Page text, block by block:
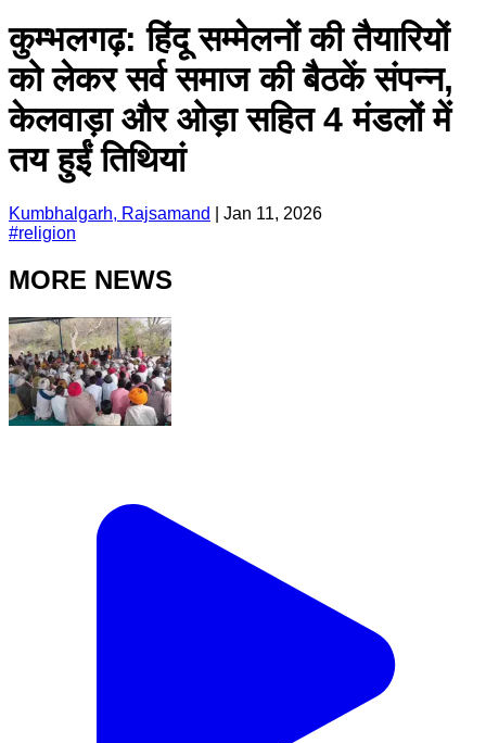
कुम्भलगढ़: हिंदू सम्मेलनों की तैयारियों
को लेकर सर्व समाज की बैठकें संपन्न,
केलवाड़ा और ओड़ा सहित 4 मंडलों में
तय हुईं तिथियां
Kumbhalgarh, Rajsamand
Jan 11, 2026
#religion
MORE NEWS